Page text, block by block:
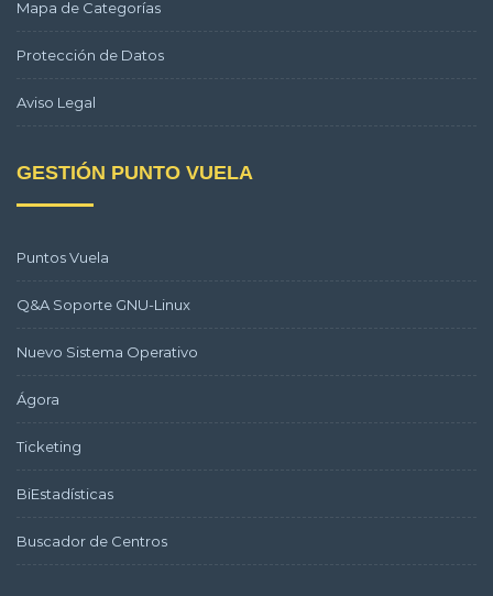
Mapa de Categorías
Protección de Datos
Aviso Legal
GESTIÓN PUNTO VUELA
Puntos Vuela
Q&A Soporte GNU-Linux
Nuevo Sistema Operativo
Ágora
Ticketing
BiEstadísticas
Buscador de Centros